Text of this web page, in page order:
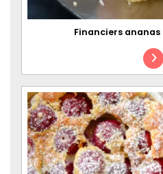
Financiers ananas